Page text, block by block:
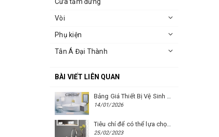
Cửa tắm đứng
Vòi
Phụ kiện
Tân Á Đại Thành
BÀI VIẾT LIÊN QUAN
Bảng Giá Thiết Bị Vệ Sinh Caesar Mới Nhất Năm 2026 | Cập Nhật Liên Tục Tại BM8.VN
14/01/2026
Tiêu chí để có thể lựa chọn được một chiếc vòi chậu rửa mặt Caesar phù hợp
25/02/2023